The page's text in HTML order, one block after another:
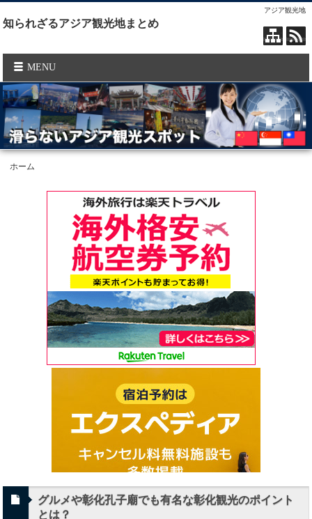
アジア観光地
知られざるアジア観光地まとめ
MENU
ホーム
グルメや彰化孔子廟でも有名な彰化観光のポイント
とは？